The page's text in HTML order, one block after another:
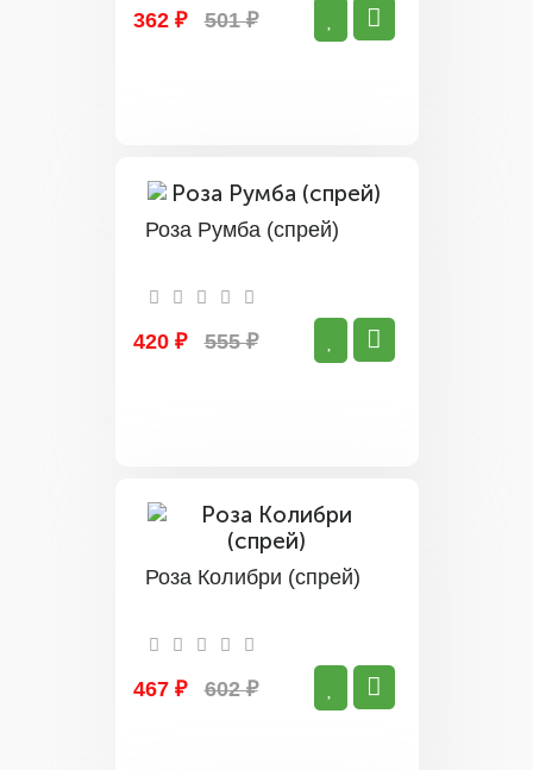
362 ₽ 501 ₽
Роза Румба (спрей)
420 ₽ 555 ₽
Роза Колибри (спрей)
467 ₽ 602 ₽